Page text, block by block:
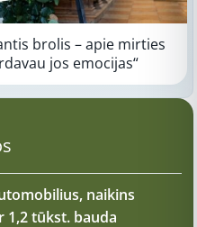
brolis – apie mirties
jos emocijas“
naikins
1,2 tūkst. bauda